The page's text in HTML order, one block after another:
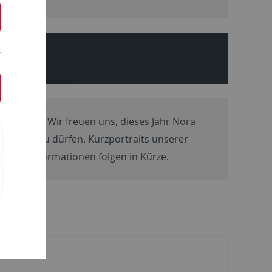
statt. Wir freuen uns, dieses Jahr Nora
zu dürfen. Kurzportraits unserer
Informationen folgen in Kürze.